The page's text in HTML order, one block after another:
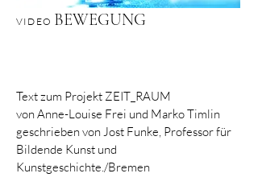
VIDEO BEWEGUNG
Text zum Projekt ZEIT_RAUM
von Anne-Louise Frei und Marko Timlin
geschrieben von Jost Funke, Professor für
Bildende Kunst und
Kunstgeschichte./Bremen